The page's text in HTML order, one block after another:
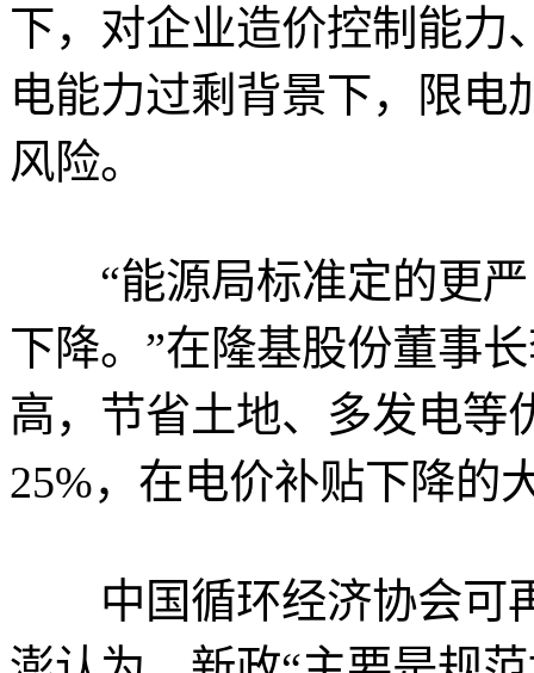
下，对企业造价控制能力
电能力过剩背景下，限电
风险。
“能源局标准定的更严
下降。”在隆基股份董事
高，节省土地、多发电等
25%，在电价补贴下降的
中国循环经济协会可